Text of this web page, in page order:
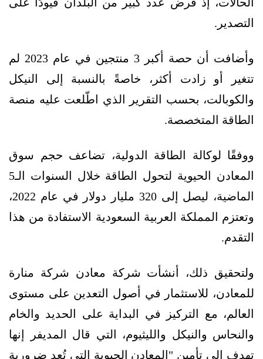
التصدير.
وأضافت أن حصة أكبر 3 منتجين في عام 2023 لم
تتغير أو زادت أكثر، خاصةً بالنسبة إلى النيكل
والكوبالت، بحسب التقرير الذي اطّلعت عليه منصة
الطاقة المتخصصة.
ووفقًا لوكالة الطاقة الدولية، تضاعف حجم سوق
المعادن الحيوية لتحول الطاقة خلال السنوات الـ5
الماضية، ليصل إلى 320 مليار دولار في عام 2022،
وتعتزم المملكة العربية السعودية الاستفادة من هذا
التقدم.
ولتحقيق ذلك، أنشأت شركة معادن شركة منارة
للمعادن، للاستثمار في أصول التعدين على مستوى
العالم، مع التركيز في البداية على الحديد والخام
والنحاس والنيكل والليثيوم، التي قال المديفر إنها
تهدف إلى تأمين "المعادن الحيوية التي تُعد ضرورية